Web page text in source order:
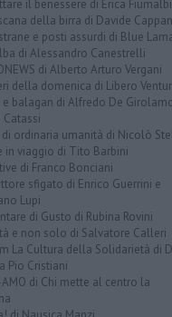
il benessere di Erica Fiumalbi
della birra di Davide
e posti assurdi di Blue
di Alessandro Canestrelli
di Alberto Arturo Vergani
della domenica di Libero
e balagan di Alfredo De
Catassi
di ordinaria umanità di Nicolò
in viaggio di Tito Barbini
di Franco Bonciani
sfigato di Enrico Guerrini e
Lupi
di Gusto di Rubina Rovini
e non solo di Salvatore Calleri
La Cultura della Solidarietà di
Pio Cristiani
AMO di Chi mette al centro la